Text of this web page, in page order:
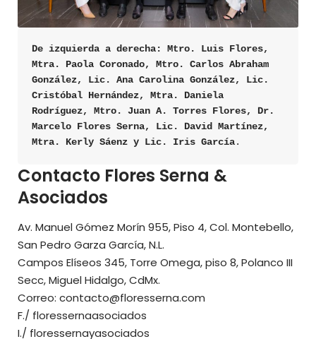
De izquierda a derecha: Mtro. Luis Flores,
Mtra. Paola Coronado, Mtro. Carlos Abraham
González, Lic. Ana Carolina González, Lic.
Cristóbal Hernández, Mtra. Daniela
Rodríguez, Mtro. Juan A. Torres Flores, Dr.
Marcelo Flores Serna, Lic. David Martínez,
Mtra. Kerly Sáenz y Lic. Iris García .
Contacto Flores Serna &
Asociados
Av. Manuel Gómez Morín 955, Piso 4, Col. Montebello,
San Pedro Garza García, N.L.
Campos Elíseos 345, Torre Omega, piso 8, Polanco III
Secc, Miguel Hidalgo, CdMx.
Correo: contacto@floresserna.com
F./ floressernaasociados
I./ floressernayasociados